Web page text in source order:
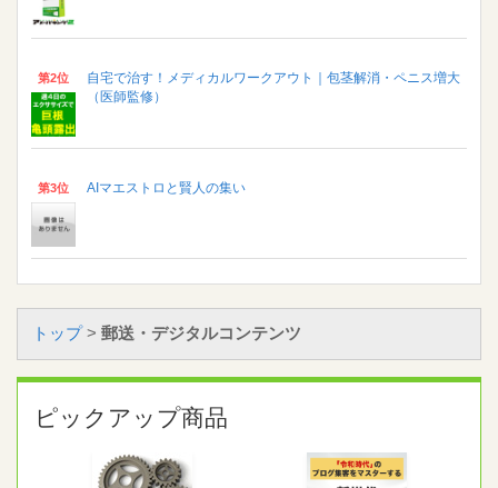
第2位
自宅で治す！メディカルワークアウト｜包茎解消・ペニス増大
（医師監修）
第3位 AIマエストロと賢人の集い
トップ> 郵送・デジタルコンテンツ
ピックアップ商品